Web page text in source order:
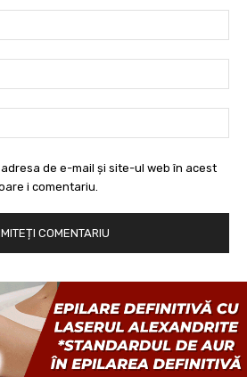
de e-mail și site-ul web în acest
i comentariu.